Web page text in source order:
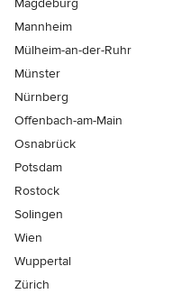
Magdeburg
Mannheim
Mülheim-an-der-Ruhr
Münster
Nürnberg
Offenbach-am-Main
Osnabrück
Potsdam
Rostock
Solingen
Wien
Wuppertal
Zürich